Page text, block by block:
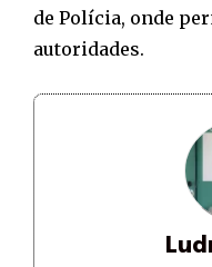
de Polícia, onde
autoridades.